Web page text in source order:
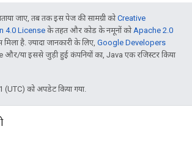
जाए, तब तक इस पेज की सामग्री कोCreative
4.0 License के तहत और कोड के नमूनों कोApache 2.0
है. ज़्यादा जानकारी के लिए, Google Developers
या इससे जुड़ी हुई कंपनियों का, Java एक रजिस्टर किया
(UTC) को अपडेट किया गया.